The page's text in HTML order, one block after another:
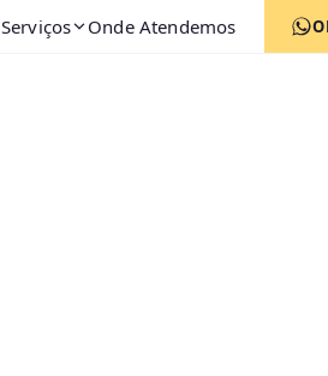
Serviços Onde Atendemos